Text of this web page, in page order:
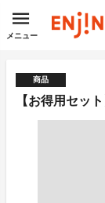
メニュー
商品
【お得用セッ